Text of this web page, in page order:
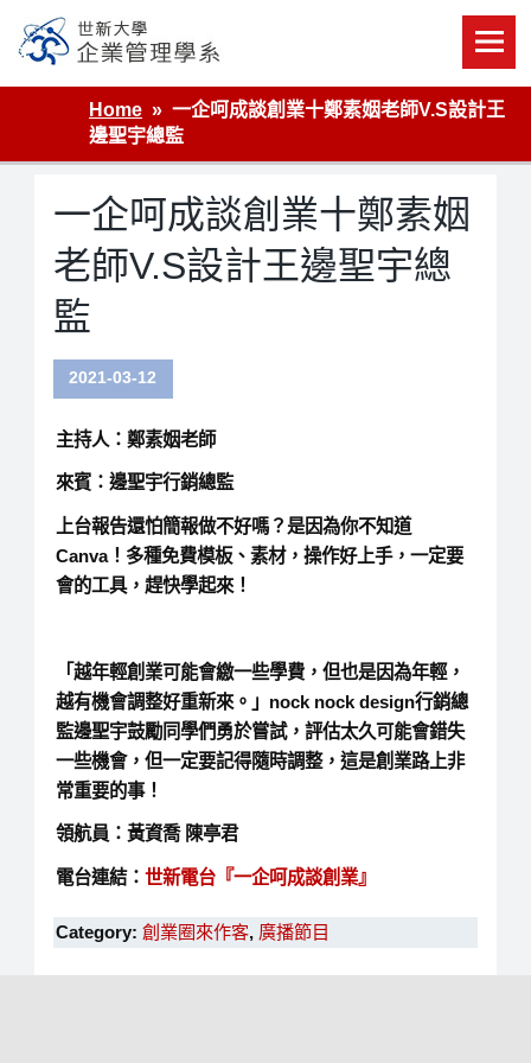
content
世新大學企業管理學系
Home
一企呵成談創業十鄭素姻老師V.S設計王
邊聖宇總監
一企呵成談創業十鄭素姻
老師V.S設計王邊聖宇總
監
2021-03-12
主持人：鄭素姻老師
來賓：邊聖宇行銷總監
上台報告還怕簡報做不好嗎？是因為你不知道
Canva！多種免費模板、素材，操作好上手，一定要
會的工具，趕快學起來！
「越年輕創業可能會繳一些學費，但也是因為年輕，
越有機會調整好重新來。」nock nock design行銷總
監邊聖宇鼓勵同學們勇於嘗試，評估太久可能會錯失
一些機會，但一定要記得隨時調整，這是創業路上非
常重要的事！
領航員：黃資喬 陳亭君
電台連結： 世新電台『一企呵成談創業』
Category: 創業圈來作客, 廣播節目